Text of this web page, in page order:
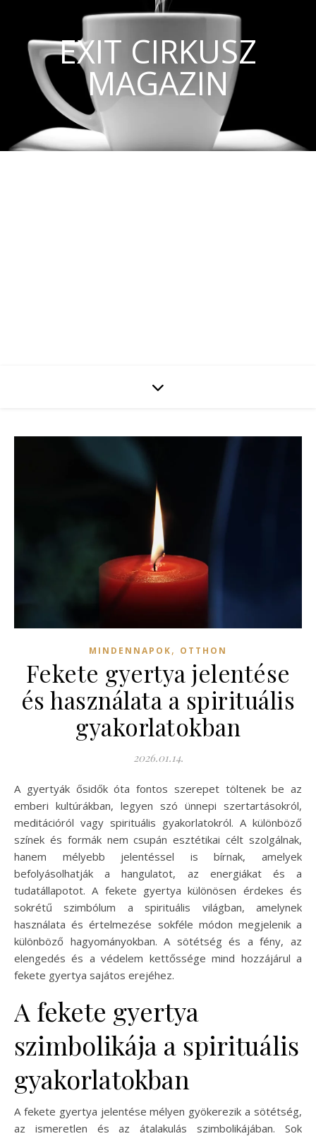
EXIT CIRKUSZ
MAGAZIN
MINDENNAPOK, OTTHON
Fekete gyertya jelentése
és használata a spirituális
gyakorlatokban
2026.01.14.
A gyertyák ősidők óta fontos szerepet töltenek be az
emberi kultúrákban, legyen szó ünnepi szertartásokról,
meditációról vagy spirituális gyakorlatokról. A különböző
színek és formák nem csupán esztétikai célt szolgálnak,
hanem mélyebb jelentéssel is bírnak, amelyek
befolyásolhatják a hangulatot, az energiákat és a
tudatállapotot. A fekete gyertya különösen érdekes és
sokrétű szimbólum a spirituális világban, amelynek
használata és értelmezése sokféle módon megjelenik a
különböző hagyományokban. A sötétség és a fény, az
elengedés és a védelem kettőssége mind hozzájárul a
fekete gyertya sajátos erejéhez.
A fekete gyertya
szimbolikája a spirituális
gyakorlatokban
A fekete gyertya jelentése mélyen gyökerezik a sötétség,
az ismeretlen és az átalakulás szimbolikájában. Sok